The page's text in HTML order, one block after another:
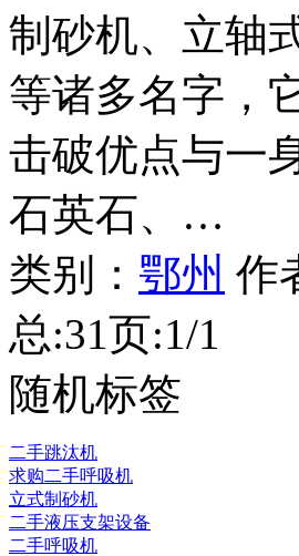
制砂机、立轴
等诸多名字，
击破优点与一
石英石、…
类别： 鄂州 作
总:31页:1/1
随机标签
二手跳汰机
求购二手呼吸机
立式制砂机
二手液压支架设备
二手呼吸机